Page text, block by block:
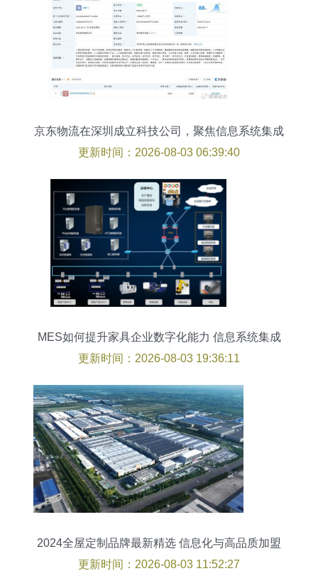
京东物流在深圳成立科技公司，聚焦信息系统集成
服务
更新时间：2026-08-03 06:39:40
MES如何提升家具企业数字化能力 信息系统集成
服务的核心路径
更新时间：2026-08-03 19:36:11
2024全屋定制品牌最新精选 信息化与高品质加盟
之选
更新时间：2026-08-03 11:52:27